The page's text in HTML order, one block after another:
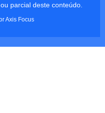
parcial deste conteúdo.
Axis Focus